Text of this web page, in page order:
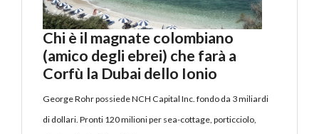
Chi è il magnate colombiano
(amico degli ebrei) che farà a
Corfù la Dubai dello Ionio
George Rohr possiede NCH Capital Inc. fondo da 3 miliardi
di dollari. Pronti 120 milioni per sea-cottage, porticciolo,